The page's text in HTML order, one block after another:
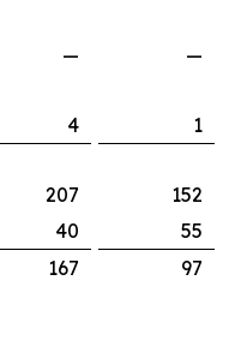
—
—
4
1
207 152
40
55
167 97